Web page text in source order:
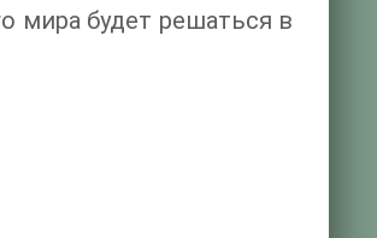
мира будет решаться в